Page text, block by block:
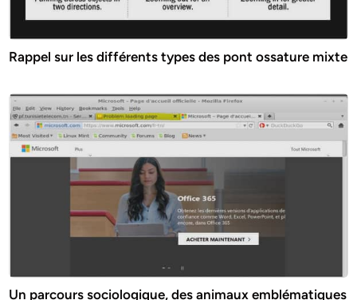
Rappel sur les différents types des pont ossature mixte
Un parcours sociologique, des animaux emblématiques